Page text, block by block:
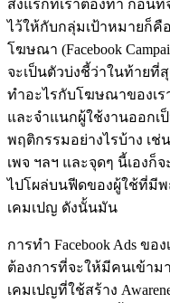
สิ่งแรกที่เราต้องทำ ก่อน
ไว้ให้กับกลุ่มเป้าหมายก็คื
โฆษณา (Facebook
จะเป็นตัวบ่งชี้ว่าในท้ายที่
ทำอะไรกับโฆษณาของเร
และจำแนกผู้ใช้งานออก
พฤติกรรมอย่างไรบ้าง เช่
เพจ ฯลฯ และจุดๆ นี้เองก็
ไปโผล่บนฟีดของผู้ใช้ที่มีพ
เคมเปญ ดังนั้นมัน
การทำ Facebook Ads ข
ต้องการที่จะให้มีคนเข้าม
เคมเปญที่ใช้สร้าง